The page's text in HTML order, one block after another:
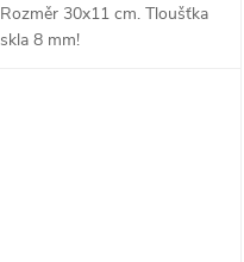
Rozměr 30x11 cm. Tloušťka
skla 8 mm!